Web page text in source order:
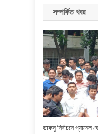
সম্পর্কিত খবর
ডাকসু নির্বাচনে প্যানেল